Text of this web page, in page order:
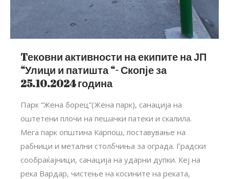
Tековни активности на екипите на ЈП
“Улици и патишта “- Скопје за
25.10.2024 година
Парк “Жена борец”(Жена парк), санација на
оштетени плочи на пешачки патеки и скалила.
Мега парк општина Карпош, поставување на
рабници и метални столбчиња за ограда. Градски
сообраќајници, санација на ударни дупки. Кеј на
река Вардар, чистење на косините на реката,